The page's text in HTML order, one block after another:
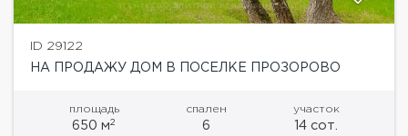
ID 29122
НА ПРОДАЖУ ДОМ В ПОСЕЛКЕ ПРОЗОРОВО
площадь
650 м2
спален
6
участок
14 сот.